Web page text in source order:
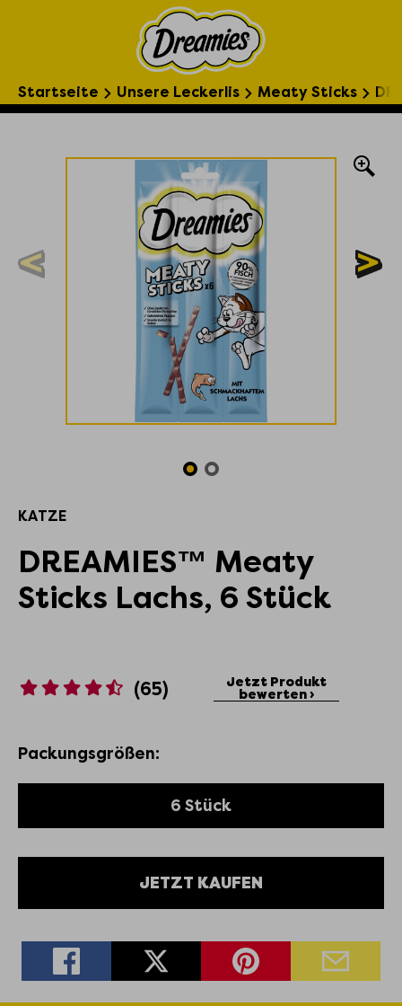
Startseite Unsere Leckerlis Meaty Sticks
KATZE
DREAMIES™ Meaty
Sticks Lachs, 6 Stück
(65)
Jetzt Produkt
bewerten ›
Packungsgrößen:
6 Stück
JETZT KAUFEN